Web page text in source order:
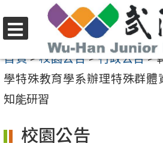
至
要
內
區
選
單
首頁>校園公告>行政公告>
學特殊教育學系辦理特殊群
知能研習
校園公告